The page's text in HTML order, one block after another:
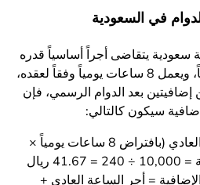
في السعودية
يتقاضى أجراً أساسياً قدره
10,000 ريال سعودي شهرياً، ويعمل 8 ساعات يومياً وفقاً لعقده،
بعد الدوام الرسمي، فإن
سيكون كالتالي:
حساب أجر الساعة العادي (بافتراض 8 ساعات يومياً ×
= أجر الساعة العادي +